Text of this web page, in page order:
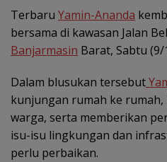
Terbaru Yamin-Ananda
bersama di kawasan Jalan
Banjarmasin Barat, Sabtu
Dalam blusukan tersebut
kunjungan rumah ke
warga, serta memberikan
isu-isu lingkungan dan
perlu perbaikan.